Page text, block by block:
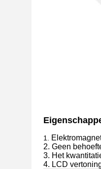
1.
2. Geen
3. Het
4. LCD